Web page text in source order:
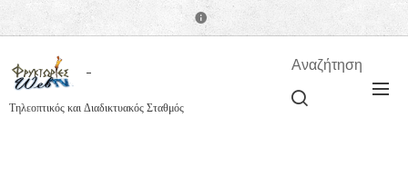
Τηλεοπτικός και Διαδικτυακός Σταθμός
Αναζήτηση